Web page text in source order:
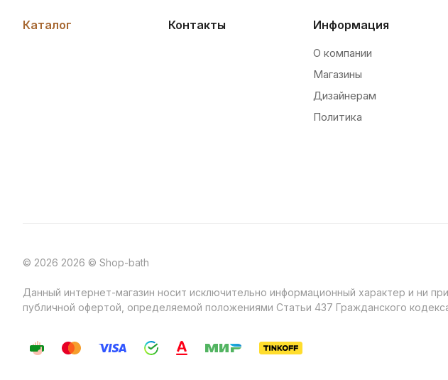
Каталог Контакты Информация
О компании
Магазины
Дизайнерам
Политика
© 2026 2026 © Shop-bath
Данный интернет-магазин носит исключительно информационный характер и ни
публичной офертой, определяемой положениями Статьи 437 Гражданского